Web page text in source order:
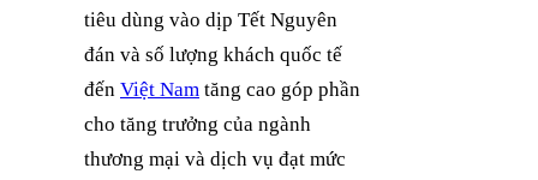
tiêu dùng vào dịp Tết Nguyên
đán và số lượng khách quốc tế
đến Việt Nam tăng cao góp phần
cho tăng trưởng của ngành
thương mại và dịch vụ đạt mức